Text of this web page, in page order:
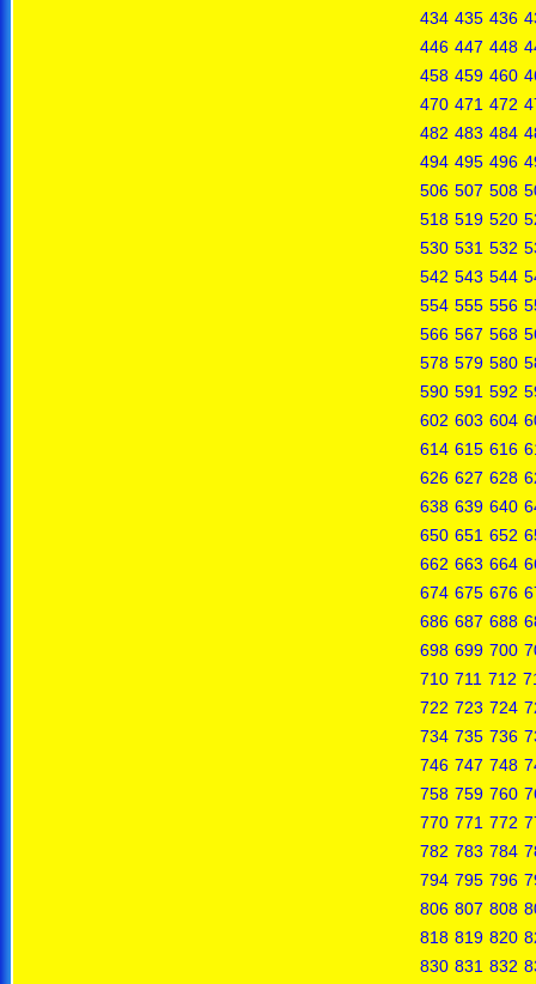
434 435 436
446 447 448
458 459 460
470 471 472
482 483 484
494 495 496
506 507 508
518 519 520
530 531 532
542 543 544
554 555 556
566 567 568
578 579 580
590 591 592
602 603 604
614 615 616
626 627 628
638 639 640
650 651 652
662 663 664
674 675 676
686 687 688
698 699 700
710 711 712
722 723 724
734 735 736
746 747 748
758 759 760
770 771 772
782 783 784
794 795 796
806 807 808
818 819 820
830 831 832